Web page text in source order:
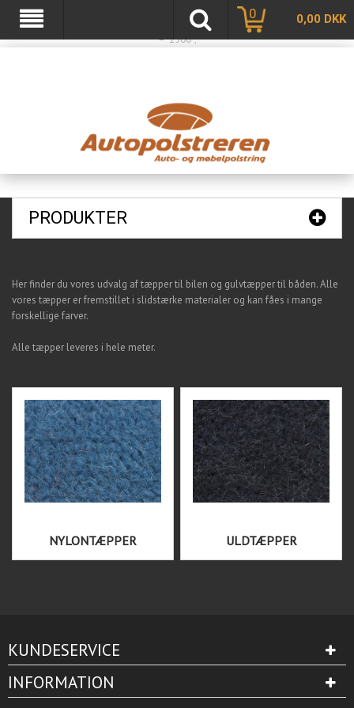
var basketTxt = "Hvis du handler varer for %%ShopMoreAmount%% kr. mere, får
du fragtfri levering"; var basketOkTxt = "Du får fragtfri levering!"; var ShippingLimit
= "1500";
0,00 DKK
0
PRODUKTER
Her finder du vores udvalg af tæpper til bilen og gulvtæpper til båden. Alle
vores tæpper er fremstillet i slidstærke materialer og kan fåes i mange
forskellige farver.
Alle tæpper leveres i hele meter.
NYLONTÆPPER ULDTÆPPER
KUNDESERVICE
INFORMATION